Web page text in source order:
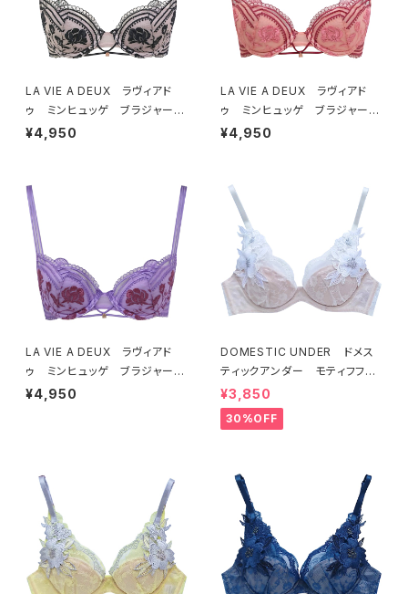
LA VIE A DEUX ラヴィアド
ゥ ミンヒュッゲ ブラジャー
（ブラック）BRA BLACK 2249
¥4,950
LA VIE A DEUX ラヴィアド
ゥ ミンヒュッゲ ブラジャー
（ヒュッゲオレンジ）BRA HYGG
¥4,950
LA VIE A DEUX ラヴィアド
ゥ ミンヒュッゲ ブラジャー
（ライラック）BRA LILAC 2249
¥4,950
DOMESTIC UNDER ドメス
ティックアンダー モティフフル
ール ブラジャー（オフホワイ
ト）D2255
¥3,850
30%OFF